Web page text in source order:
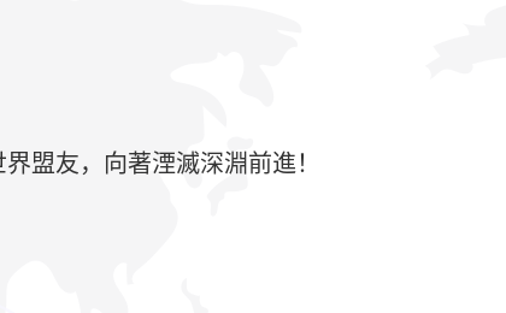
盟友，向著湮滅深淵前進！